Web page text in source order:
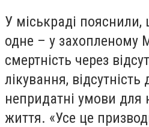
У міськраді
одне – у захопленому
смертність через
лікування, відсутність
непридатні умови для
життя. «Усе це